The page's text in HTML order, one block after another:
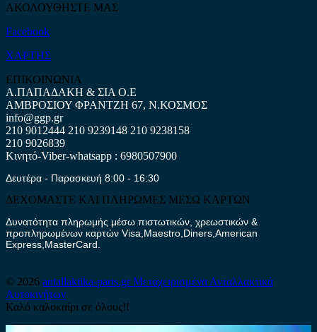
ΑΚΟΛΟΥΘΗΣΤΕ ΜΑΣ
Facebook
ΧΑΡΤΗΣ
ΕΠΙΚΟΙΝΩΝΙΑ
Α.ΠΑΠΑΔΑΚΗ & ΣΙΑ Ο.Ε
ΑΜΒΡΟΣΙΟΥ ΦΡΑΝΤΖΗ 67, Ν.ΚΟΣΜΟΣ
info@ggp.gr
210 9012444 210 9239148 210 9238158
210 9026839
Κινητό-Viber-whatsapp : 6980507900
Δευτέρα - Παρασκευή 8:00 - 16:30
ΔΕΧΟΜΑΣΤΕ ΚΑΙ ΠΛΗΡΩΜΕΣ ΜΕΣΩ ΚΑΡΤΩΝ
Δυνατότητα πληρωμής μέσω πιστωτικών, χρεωστικών &
προπληρωμένων καρτών Visa,Maestro,Diners,American
Express,MasterCard.
© 2026 antallaktika-parts.grΜεταχειρισμένα Ανταλλακτικά
Αυτοκινήτων
Καλό καλοκαίρι σε όλους!!